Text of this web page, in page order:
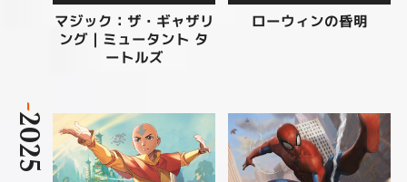
マジック：ザ・ギャザリ
ング | ミュータント タ
ートルズ
ローウィンの昏明
-
2025